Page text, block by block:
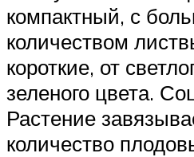
компактный, с
количеством
короткие, от
зеленого цвета.
Растение
количество